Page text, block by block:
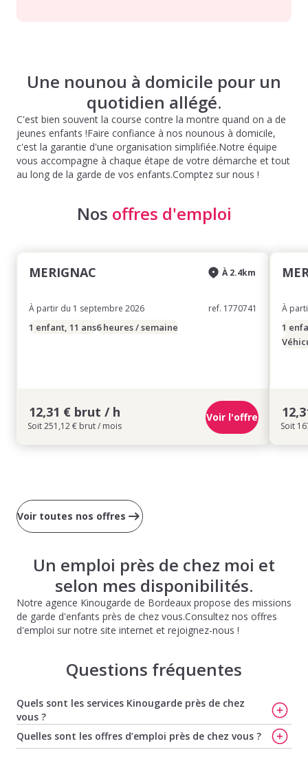
Une nounou à domicile pour un
quotidien allégé.
C'est bien souvent la course contre la montre quand on a de
jeunes enfants !Faire confiance à nos nounous à domicile,
c'est la garantie d'une organisation simplifiée.Notre équipe
vous accompagne à chaque étape de votre démarche et tout
au long de la garde de vos enfants.Comptez sur nous !
Nos offres d'emploi
MERIGNAC
À partir du 1 septembre 2026
À 2.4km
ref. 1770741
1 enfant, 11 ans6 heures / semaine
12,31 € brut / h
Soit 251,12 € brut / mois
Voir l'offre
À
1
Soit
Voir toutes nos offres
Un emploi près de chez moi et
selon mes disponibilités.
Notre agence Kinougarde de Bordeaux propose des missions
de garde d'enfants près de chez vous.Consultez nos offres
d'emploi sur notre site internet et rejoignez-nous !
Questions fréquentes
Quels sont les services Kinougarde près de chez
vous ?
Trouvez votre nounou à Bordeaux,
Trouvez votre baby-
sitter à Bordeaux
Trouvez votre nounou à Pau
Quelles sont les offres d’emploi près de chez vous ?